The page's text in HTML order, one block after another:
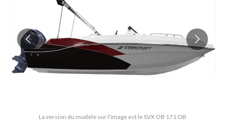
La version du modèle sur l'image est le SVX OB 171 OB